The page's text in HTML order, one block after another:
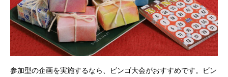
参加型の企画を実施するなら、ビンゴ大会がおすすめです。ビン